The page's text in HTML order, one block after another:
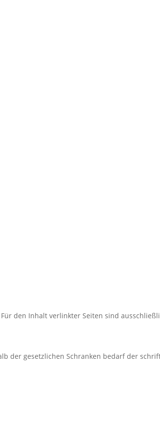
den Inhalt verlinkter Seiten sind
der gesetzlichen Schranken bedarf der